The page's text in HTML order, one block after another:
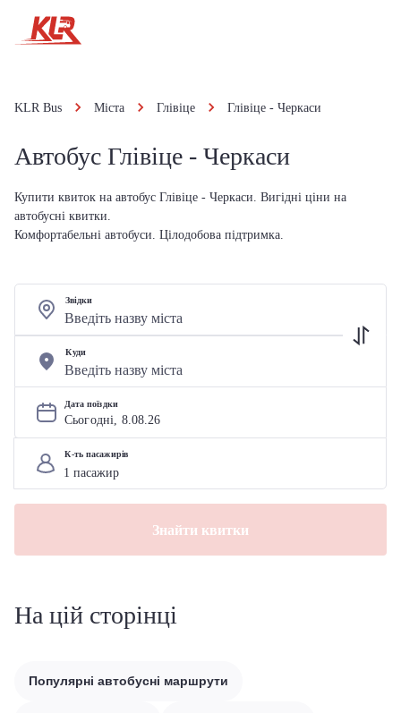
KLR Bus Міста Глівіце Глівіце - Черкаси
Автобус Глівіце - Черкаси
Купити квиток на автобус Глівіце - Черкаси. Вигідні ціни на
автобусні квитки.
Комфортабельні автобуси. Цілодобова підтримка.
Звідки
Куди
Дата поїздки
Сьогодні, 8.08.26
К-ть пасажирів
Знайти квитки
На цій сторінці
Популярні автобусні маршрути